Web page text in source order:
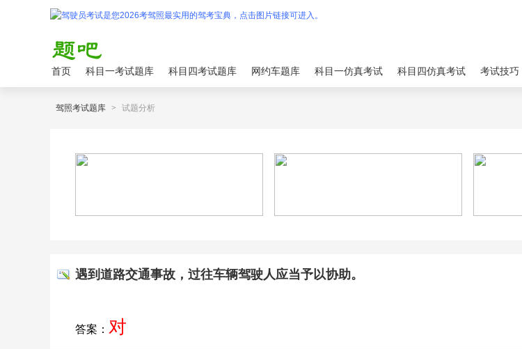
首页 科目一考试题库 科目四考试题库 网约车题库 科目一仿真考试 科目四仿真考试 考试技巧
驾照考试题库 > 试题分析
遇到道路交通事故，过往车辆驾驶人应当予以协助。
答案： 对